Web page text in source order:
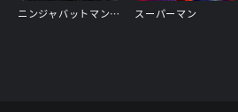
ニンジャバットマン対ヤクザリーグ スーパーマン